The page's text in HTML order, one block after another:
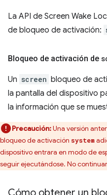
La API de Screen Wake
de bloqueo de activación:
Bloqueo de activación de
Un screen bloqueo de
la pantalla del dispositivo
la información que se
Precaución:Una versión
bloqueo de activación system
dispositivo entrara en modo de
seguir ejecutándose. No